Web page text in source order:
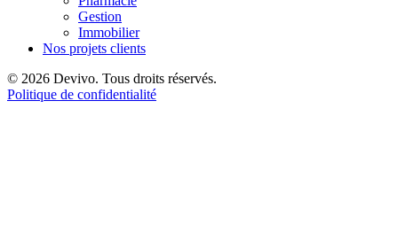
Gestion
Immobilier
Nos projets clients
© 2026 Devivo. Tous droits réservés.
Politique de confidentialité